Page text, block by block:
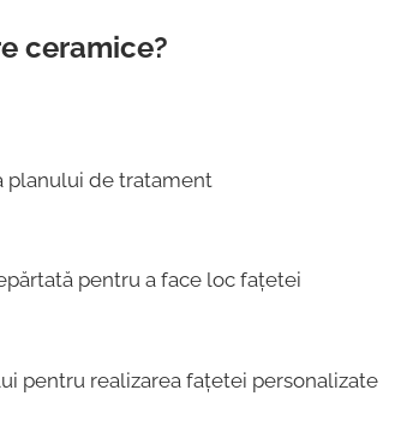
ceramice?
planului de tratament
pentru a face loc fațetei
pentru realizarea fațetei personalizate